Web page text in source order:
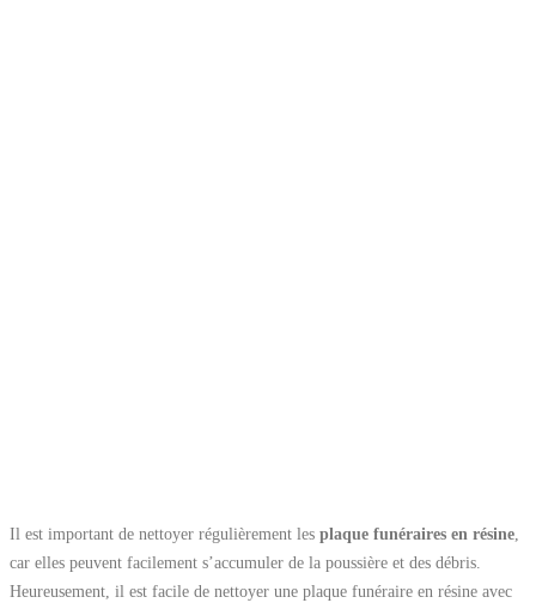
Il est important de nettoyer régulièrement les plaque funéraires en résine
car elles peuvent facilement s’accumuler de la poussière et des débris.
Heureusement, il est facile de nettoyer une plaque funéraire en résine avec